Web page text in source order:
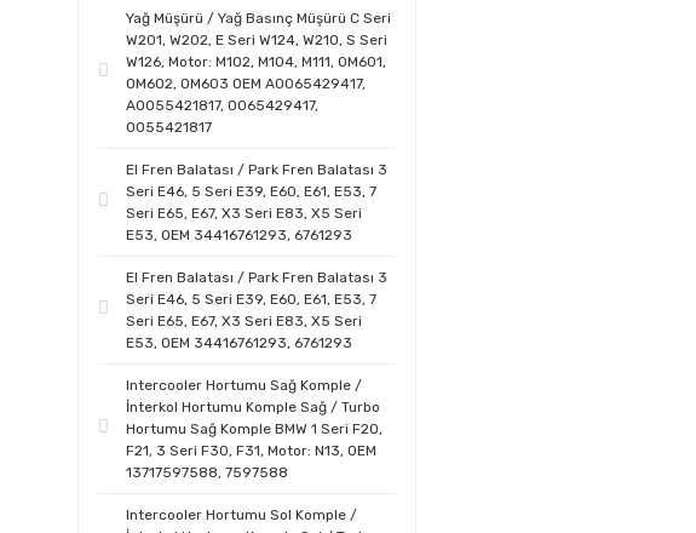
Yağ Müşürü / Yağ Basınç Müşürü C Seri
W201, W202, E Seri W124, W210, S Seri
W126, Motor: M102, M104, M111, OM601,
OM602, OM603 OEM A0065429417,
A0055421817, 0065429417,
0055421817
El Fren Balatası / Park Fren Balatası 3
Seri E46, 5 Seri E39, E60, E61, E53, 7
Seri E65, E67, X3 Seri E83, X5 Seri
E53, OEM 34416761293, 6761293
El Fren Balatası / Park Fren Balatası 3
Seri E46, 5 Seri E39, E60, E61, E53, 7
Seri E65, E67, X3 Seri E83, X5 Seri
E53, OEM 34416761293, 6761293
Intercooler Hortumu Sağ Komple /
İnterkol Hortumu Komple Sağ / Turbo
Hortumu Sağ Komple BMW 1 Seri F20,
F21, 3 Seri F30, F31, Motor: N13, OEM
13717597588, 7597588
Intercooler Hortumu Sol Komple /